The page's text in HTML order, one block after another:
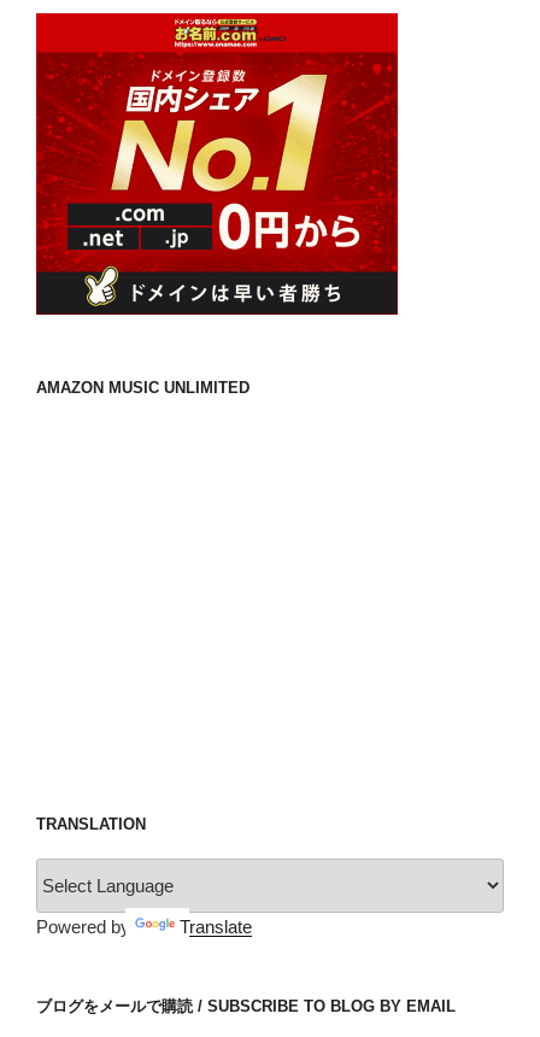
AMAZON MUSIC UNLIMITED
TRANSLATION
Powered by Translate
ブログをメールで購読 / SUBSCRIBE TO BLOG BY EMAIL